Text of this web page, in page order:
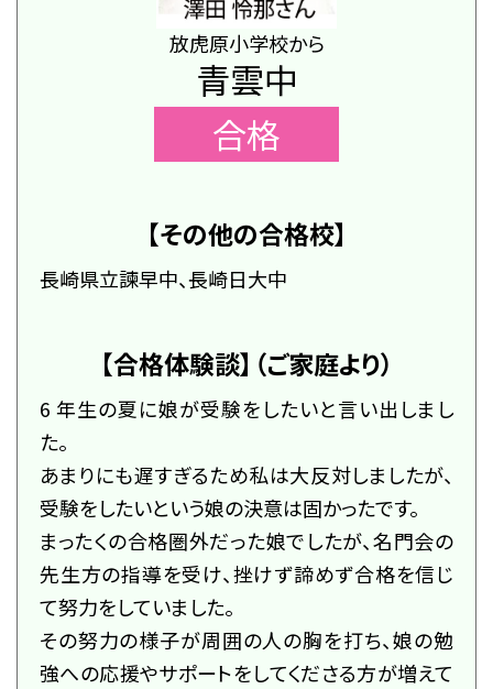
国内の方新規お問い合わせ
海外の方新規お問い合わせ
プライバシーポリシー
カスタマーハラスメントに対する基本方針
名門会note「プロが明かす合格のヒント」
合格
放虎原小学校から
青雲中
【その他の合格校】
長崎県立諫早中、長崎日大中
【合格体験談】（ご家庭より）
6 年生の夏に娘が受験をしたいと言い出しまし
た。
あまりにも遅すぎるため私は大反対しましたが、
受験をしたいという娘の決意は固かったです。
まったくの合格圏外だった娘でしたが、名門会の
先生方の指導を受け、挫けず諦めず合格を信じ
て努力をしていました。
その努力の様子が周囲の人の胸を打ち、娘の勉
強への応援やサポートをしてくださる方が増えて